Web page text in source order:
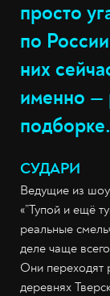
просто
по
них
именно —
подборке.
СУДАРИ
Ведущие из
«”Тупой и ещё
реальные
деле чаще
Они переходят
деревнях